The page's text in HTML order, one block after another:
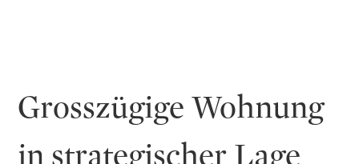
Grosszügige Wohnung
in strategischer Lage